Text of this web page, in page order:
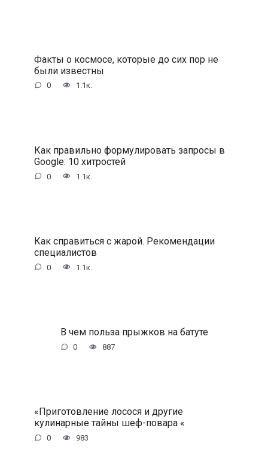
Факты о космосе, которые до сих пор не
были известны
0 1.1к.
Как правильно формулировать запросы в
Google: 10 хитростей
0 1.1к.
Как справиться с жарой. Рекомендации
специалистов
0 1.1к.
В чем польза прыжков на батуте
0 887
«Приготовление лосося и другие
кулинарные тайны шеф-повара «
0 983